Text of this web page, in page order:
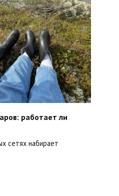
работает ли
сетях набирает